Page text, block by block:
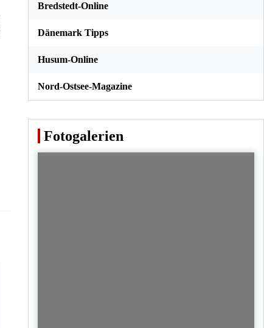
Bredstedt-Online
Dänemark Tipps
Husum-Online
Nord-Ostsee-Magazine
Fotogalerien